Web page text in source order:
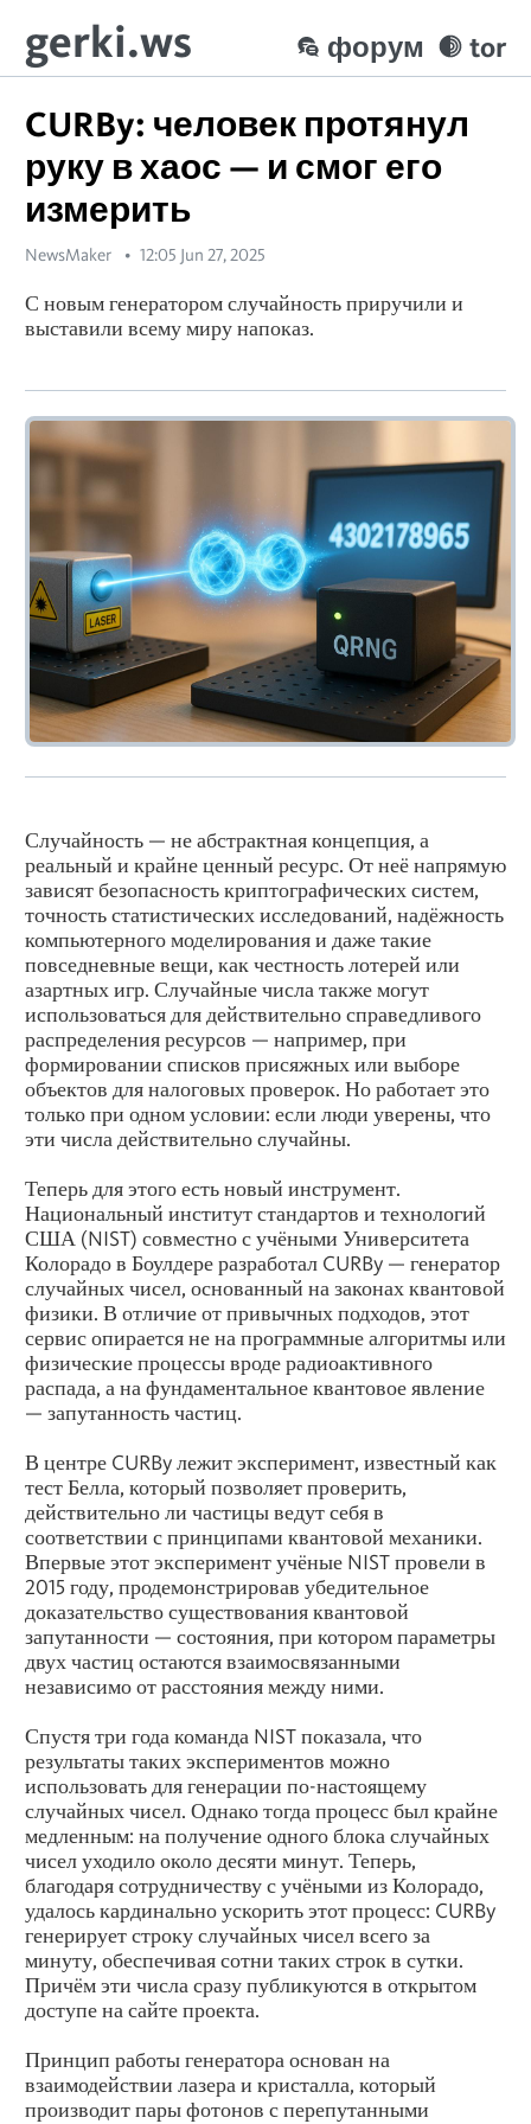
gerki.ws tor
форум
CURBy: человек протянул
руку в хаос — и смог его
измерить
NewsMaker 12:05 Jun 27, 2025
С новым генератором случайность приручили и
выставили всему миру напоказ.
Случайность — не абстрактная концепция, а
реальный и крайне ценный ресурс. От неё напрямую
зависят безопасность криптографических систем,
точность статистических исследований, надёжность
компьютерного моделирования и даже такие
повседневные вещи, как честность лотерей или
азартных игр. Случайные числа также могут
использоваться для действительно справедливого
распределения ресурсов — например, при
формировании списков присяжных или выборе
объектов для налоговых проверок. Но работает это
только при одном условии: если люди уверены, что
эти числа действительно случайны.
Теперь для этого есть новый инструмент.
Национальный институт стандартов и технологий
США (NIST) совместно с учёными Университета
Колорадо в Боулдере разработал CURBy — генератор
случайных чисел, основанный на законах квантовой
физики. В отличие от привычных подходов, этот
сервис опирается не на программные алгоритмы или
физические процессы вроде радиоактивного
распада, а на фундаментальное квантовое явление
— запутанность частиц.
В центре CURBy лежит эксперимент, известный как
тест Белла, который позволяет проверить,
действительно ли частицы ведут себя в
соответствии с принципами квантовой механики.
Впервые этот эксперимент учёные NIST провели в
2015 году, продемонстрировав убедительное
доказательство существования квантовой
запутанности — состояния, при котором параметры
двух частиц остаются взаимосвязанными
независимо от расстояния между ними.
Спустя три года команда NIST показала, что
результаты таких экспериментов можно
использовать для генерации по-настоящему
случайных чисел. Однако тогда процесс был крайне
медленным: на получение одного блока случайных
чисел уходило около десяти минут. Теперь,
благодаря сотрудничеству с учёными из Колорадо,
удалось кардинально ускорить этот процесс: CURBy
генерирует строку случайных чисел всего за
минуту, обеспечивая сотни таких строк в сутки.
Причём эти числа сразу публикуются в открытом
доступе на сайте проекта.
Принцип работы генератора основан на
взаимодействии лазера и кристалла, который
производит пары фотонов с перепутанными